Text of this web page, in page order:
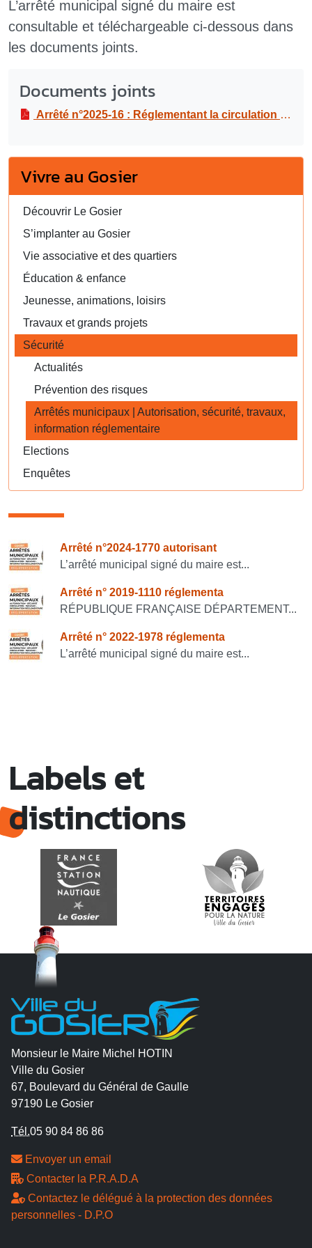
L’arrêté municipal signé du maire est
consultable et téléchargeable ci-dessous dans
les documents joints.
Documents joints
Arrêté n°2025-16 : Réglementant la circulation et le stationnement dans le cadre d’un convoi exceptionnel de la SARL JTPE & SAS JANKY en agglomération, de Duteau le Moule vers Rue du général de Gaulle au Gosier, le jeudi 16 janvier 2025
Vivre au Gosier
Découvrir Le Gosier
S’implanter au Gosier
Vie associative et des quartiers
Éducation & enfance
Jeunesse, animations, loisirs
Travaux et grands projets
Sécurité
Actualités
Prévention des risques
Arrêtés municipaux | Autorisation, sécurité, travaux,
information réglementaire
Elections
Enquêtes
Consulter également
Arrêté n°2024-1770 autorisant
L’arrêté municipal signé du maire est...
Arrêté n° 2019-1110 réglementa
RÉPUBLIQUE FRANÇAISE DÉPARTEMENT...
Arrêté n° 2022-1978 réglementa
L’arrêté municipal signé du maire est...
Labels et
distinctions
Monsieur le Maire Michel HOTIN
Ville du Gosier
67, Boulevard du Général de Gaulle
97190 Le Gosier
Tél.05 90 84 86 86
Envoyer un email
Contacter la P.R.A.D.A
Contactez le délégué à la protection des données
personnelles - D.P.O